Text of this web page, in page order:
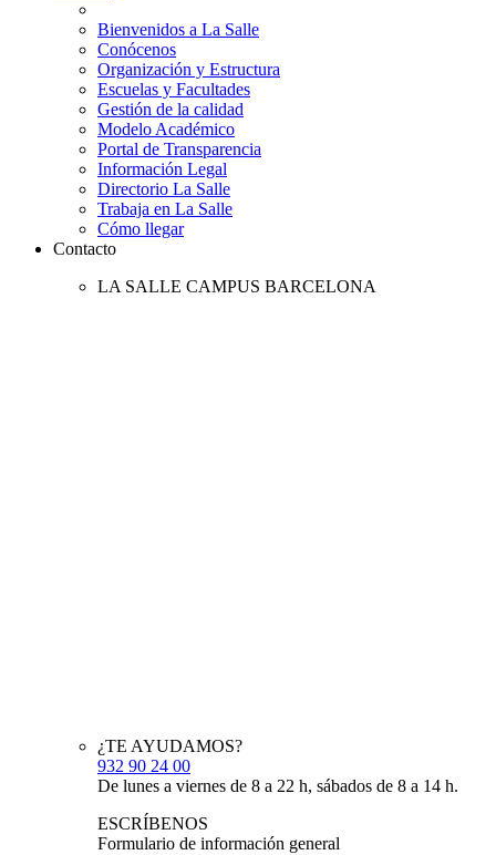
Bienvenidos a La Salle
Conócenos
Organización y Estructura
Escuelas y Facultades
Gestión de la calidad
Modelo Académico
Portal de Transparencia
Información Legal
Directorio La Salle
Trabaja en La Salle
Cómo llegar
Contacto
LA SALLE CAMPUS BARCELONA
¿TE AYUDAMOS?
932 90 24 00
De lunes a viernes de 8 a 22 h, sábados de 8 a 14 h.
ESCRÍBENOS
Formulario de información general